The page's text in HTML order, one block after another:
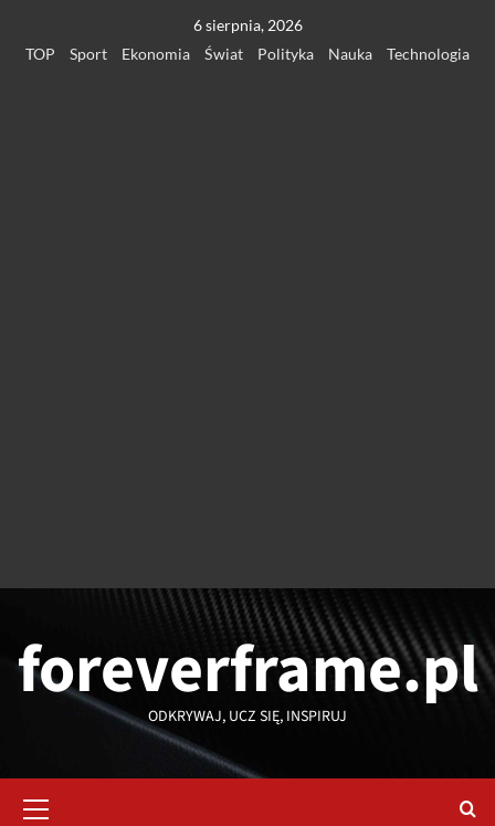
6 sierpnia, 2026
TOP
Sport Ekonomia Świat Polityka Nauka Technologia
foreverframe.pl
ODKRYWAJ, UCZ SIĘ, INSPIRUJ
główne